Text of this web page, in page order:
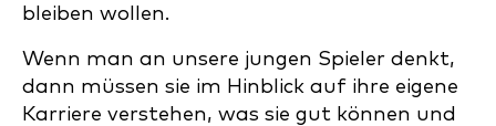
bleiben wollen.
Wenn man an unsere jungen Spieler denkt,
dann müssen sie im Hinblick auf ihre eigene
Karriere verstehen, was sie gut können und